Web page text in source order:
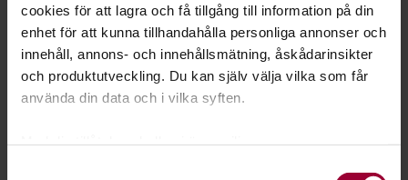
cookies för att lagra och få tillgång till information på din
enhet för att kunna tillhandahålla personliga annonser och
innehåll, annons- och innehållsmätning, åskådarinsikter
och produktutveckling. Du kan själv välja vilka som får
använda din data och i vilka syften.
Lär dig tillsammans med andra genom att starta en
studiecirkel hos Studiefrämjandet.
Läs mer om att starta studiecirkel